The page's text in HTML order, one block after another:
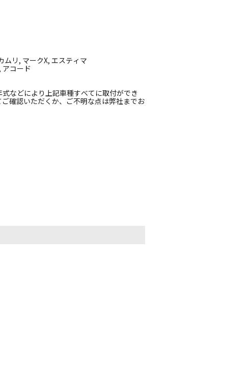
ムリ, マークX, エスティマ
アコード
などにより上記車種すべてに取付ができ
確認いただくか、ご不明な点は弊社までお